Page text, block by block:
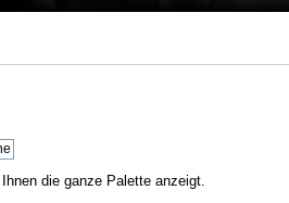
die ganze Palette anzeigt.